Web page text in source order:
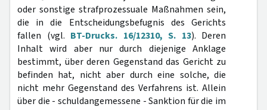
oder sonstige strafprozessuale Maßnahmen sein,
die in die Entscheidungsbefugnis des Gerichts
fallen (vgl. BT-Drucks. 16/12310, S. 13). Deren
Inhalt wird aber nur durch diejenige Anklage
bestimmt, über deren Gegenstand das Gericht zu
befinden hat, nicht aber durch eine solche, die
nicht mehr Gegenstand des Verfahrens ist. Allein
über die - schuldangemessene - Sanktion für die im